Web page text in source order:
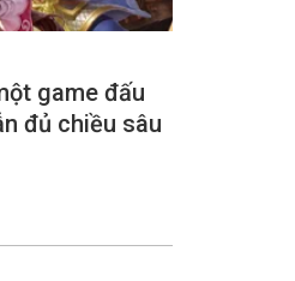
game đấu
đủ chiều sâu